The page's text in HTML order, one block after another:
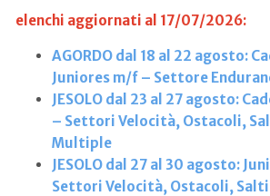
elenchi aggiornati al 17/07/2026:
AGORDO dal 18 al 22 agosto:
Juniores m/f – Settore
JESOLO dal 23 al 27 agosto:
– Settori Velocità, Ostacoli,
Multiple
JESOLO dal 27 al 30 agosto:
Settori Velocità, Ostacoli,